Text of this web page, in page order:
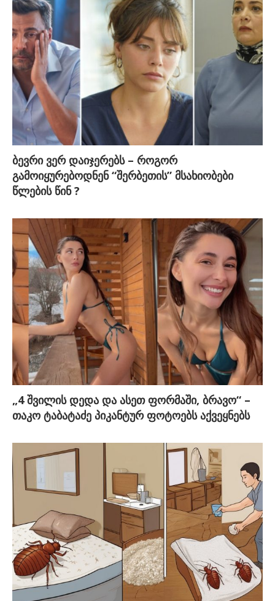
ბევრი ვერ დაიჯერებს – როგორ
გამოიყურებოდნენ “შერბეთის” მსახიობები
წლების წინ ?
„4 შვილის დედა და ასეთ ფორმაში, ბრავო“ –
თაკო ტაბატაძე პიკანტურ ფოტოებს აქვეყნებს